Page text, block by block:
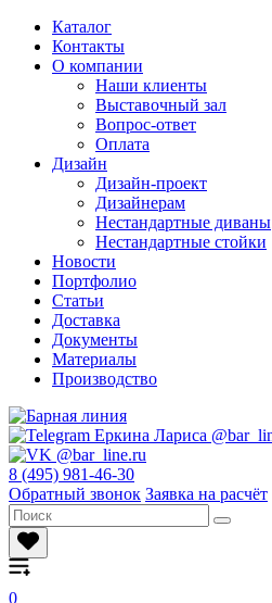
Каталог
Контакты
О компании
Наши клиенты
Выставочный зал
Вопрос-ответ
Оплата
Дизайн
Дизайн-проект
Дизайнерам
Нестандартные диваны
Нестандартные стойки
Новости
Портфолио
Статьи
Доставка
Документы
Материалы
Производство
8 (495) 981-46-30
Обратный звонок Заявка на расчёт
0